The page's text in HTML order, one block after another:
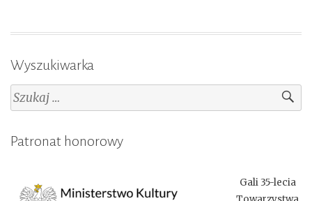
Wyszukiwarka
Szukaj:
Patronat honorowy
Gali 35-lecia